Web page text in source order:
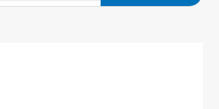
市民安全
入学式・卒業式
感染症
はたちの集い
公共事業の技術監理
オープンデータ